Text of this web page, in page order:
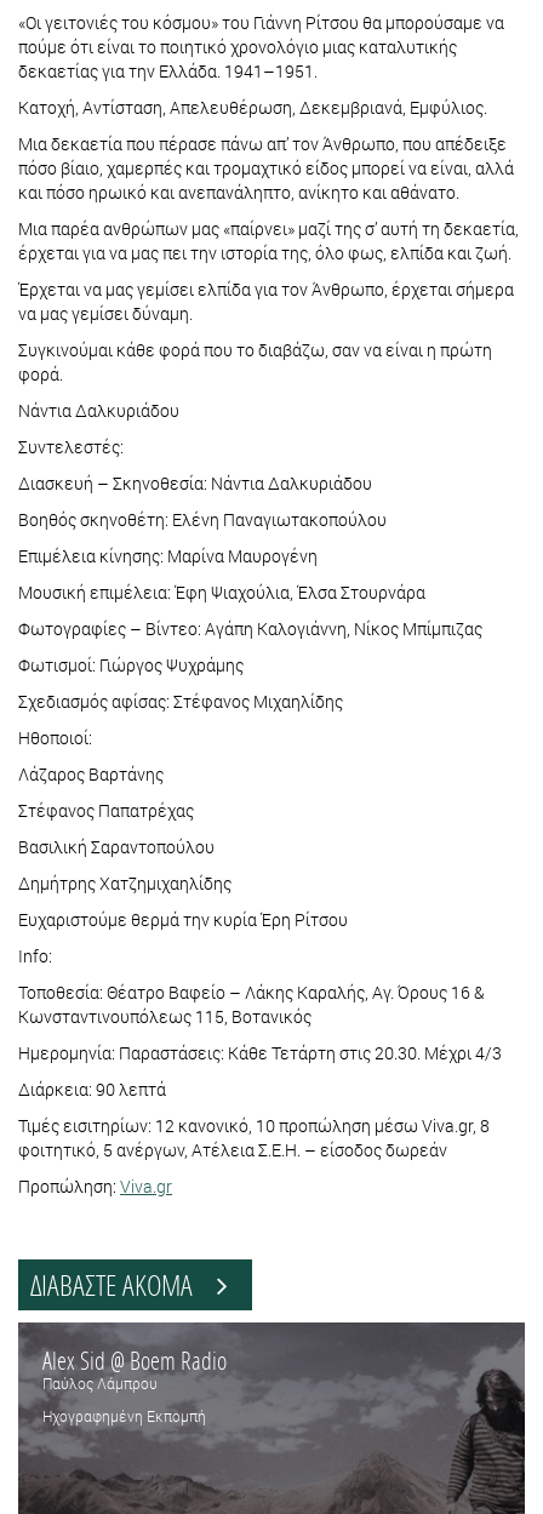
«Οι γειτονιές του κόσμου» του Γιάννη Ρίτσου θα μπορούσαμε να
πούμε ότι είναι το ποιητικό χρονολόγιο μιας καταλυτικής
δεκαετίας για την Ελλάδα. 1941–1951.
Κατοχή, Αντίσταση, Απελευθέρωση, Δεκεμβριανά, Εμφύλιος.
Μια δεκαετία που πέρασε πάνω απ’ τον Άνθρωπο, που απέδειξε
πόσο βίαιο, χαμερπές και τρομαχτικό είδος μπορεί να είναι, αλλά
και πόσο ηρωικό και ανεπανάληπτο, ανίκητο και αθάνατο.
Μια παρέα ανθρώπων μας «παίρνει» μαζί της σ’ αυτή τη δεκαετία,
έρχεται για να μας πει την ιστορία της, όλο φως, ελπίδα και ζωή.
Έρχεται να μας γεμίσει ελπίδα για τον Άνθρωπο, έρχεται σήμερα
να μας γεμίσει δύναμη.
Συγκινούμαι κάθε φορά που το διαβάζω, σαν να είναι η πρώτη
φορά.
Νάντια Δαλκυριάδου
Συντελεστές:
Διασκευή – Σκηνοθεσία: Νάντια Δαλκυριάδου
Βοηθός σκηνοθέτη: Ελένη Παναγιωτακοπούλου
Επιμέλεια κίνησης: Μαρίνα Μαυρογένη
Μουσική επιμέλεια: Έφη Ψιαχούλια, Έλσα Στουρνάρα
Φωτογραφίες – Βίντεο: Αγάπη Καλογιάννη, Νίκος Μπίμπιζας
Φωτισμοί: Γιώργος Ψυχράμης
Σχεδιασμός αφίσας: Στέφανος Μιχαηλίδης
Ηθοποιοί:
Λάζαρος Βαρτάνης
Στέφανος Παπατρέχας
Βασιλική Σαραντοπούλου
Δημήτρης Χατζημιχαηλίδης
Ευχαριστούμε θερμά την κυρία Έρη Ρίτσου
Info:
Τοποθεσία: Θέατρο Βαφείο – Λάκης Καραλής, Αγ. Όρους 16 &
Κωνσταντινουπόλεως 115, Βοτανικός
Ημερομηνία: Παραστάσεις: Κάθε Τετάρτη στις 20.30. Μέχρι 4/3
Διάρκεια: 90 λεπτά
Τιμές εισιτηρίων: 12 κανονικό, 10 προπώληση μέσω Viva.gr, 8
φοιτητικό, 5 ανέργων, Ατέλεια Σ.Ε.Η. – είσοδος δωρεάν
Προπώληση: Viva.gr
ΔΙΑΒΑΣΤΕ ΑΚΟΜΑ
Alex Sid @ Boem Radio
Παύλος Λάμπρου
Ηχογραφημένη Εκπομπή